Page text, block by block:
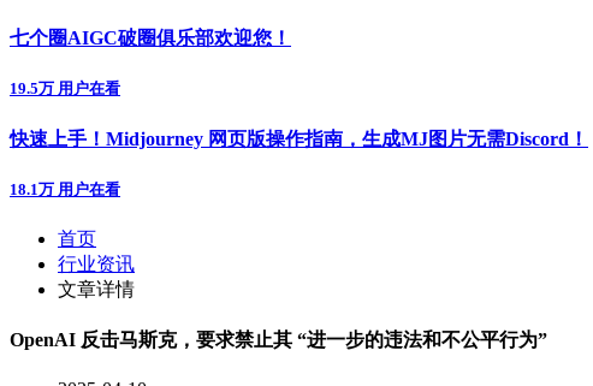
七个圈AIGC破圈俱乐部欢迎您！
19.5万 用户在看
快速上手！Midjourney 网页版操作指南，生成MJ图片无需Discord！
18.1万 用户在看
首页
行业资讯
文章详情
OpenAI 反击马斯克，要求禁止其 “进一步的违法和不公平行为”